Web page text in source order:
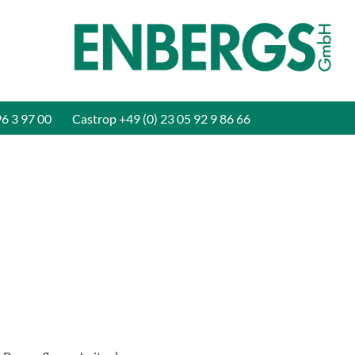
3 97 00 Castrop+49 (0) 23 05 92 9 86 66